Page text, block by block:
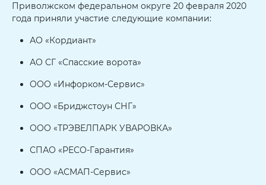
Приволжском федеральном округе 20 февраля 2020
года приняли участие следующие компании:
АО «Кордиант»
АО СГ «Спасские ворота»
ООО «Инфорком-Сервис»
ООО «Бриджстоун СНГ»
ООО «ТРЭВЕЛПАРК УВАРОВКА»
СПАО «РЕСО-Гарантия»
ООО «АСМАП-Сервис»